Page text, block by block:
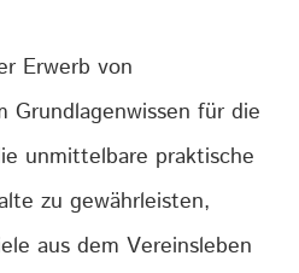
Erwerb von
Grundlagenwissen für die
unmittelbare praktische
zu gewährleisten,
aus dem Vereinsleben